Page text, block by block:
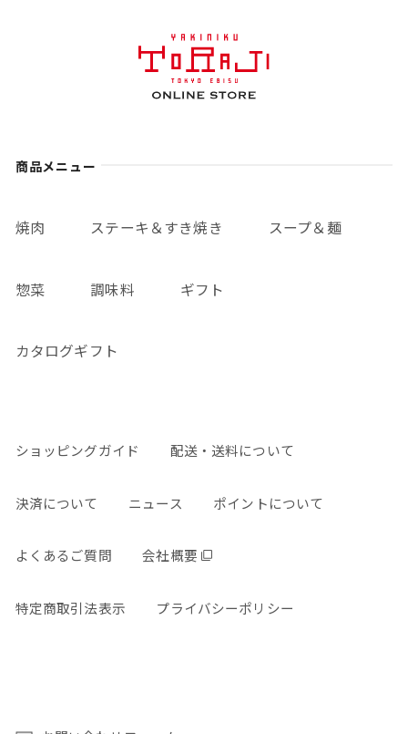
商品メニュー
焼肉 ステーキ＆すき焼き スープ＆麺
惣菜 調味料 ギフト
カタログギフト
ショッピングガイド 配送・送料について
決済について ニュース ポイントについて
よくあるご質問 会社概要
特定商取引法表示 プライバシーポリシー